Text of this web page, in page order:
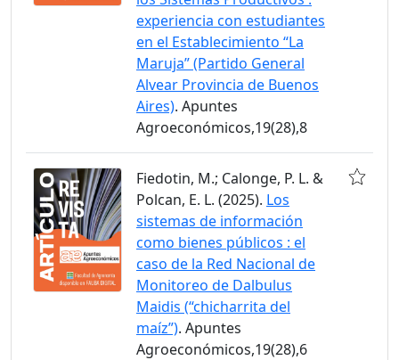
experiencia con estudiantes
en el Establecimiento “La
Maruja” (Partido General
Alvear Provincia de Buenos
Aires). Apuntes
Agroeconómicos,19(28),8
Fiedotin, M.; Calonge, P. L. &
Polcan, E. L. (2025). Los
sistemas de información
como bienes públicos : el
caso de la Red Nacional de
Monitoreo de Dalbulus
Maidis (“chicharrita del
maíz”). Apuntes
Agroeconómicos,19(28),6